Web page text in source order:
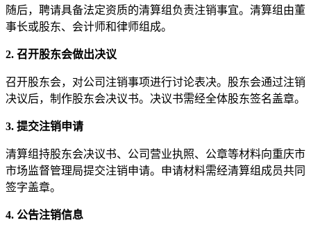
随后，聘请具备法定资质的清算组负责注销事宜。清算组由董
事长或股东、会计师和律师组成。
2. 召开股东会做出决议
召开股东会，对公司注销事项进行讨论表决。股东会通过注销
决议后，制作股东会决议书。决议书需经全体股东签名盖章。
3. 提交注销申请
清算组持股东会决议书、公司营业执照、公章等材料向重庆市
市场监督管理局提交注销申请。申请材料需经清算组成员共同
签字盖章。
4. 公告注销信息